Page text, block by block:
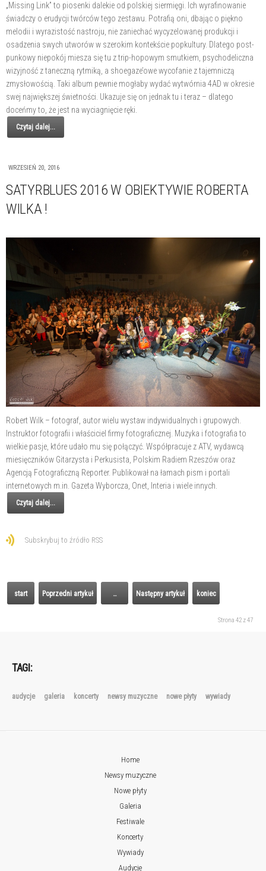
„Missing Link” to piosenki dalekie od polskiej siermięgi. Ich wyrafinowanie
świadczy o erudycji twórców tego zestawu. Potrafią oni, dbając o piękno
melodii i wyrazistość nastroju, nie zaniechać wycyzelowanej produkcji i
osadzenia swych utworów w szerokim kontekście popkultury. Dlatego post-
punkowy niepokój miesza się tu z trip-hopowym smutkiem, psychodeliczna
wizyjność z taneczną rytmiką, a shoegaze’owe wycofanie z tajemniczą
zmysłowością. Taki album pewnie mogłaby wydać wytwórnia 4AD w okresie
swej największej świetności. Ukazuje się on jednak tu i teraz – dlatego
doceńmy to, że jest na wyciagnięcie ręki.
Czytaj dalej...
WRZESIEŃ 20, 2016
SATYRBLUES 2016 W OBIEKTYWIE ROBERTA
WILKA !
Robert Wilk – fotograf, autor wielu wystaw indywidualnych i grupowych.
Instruktor fotografii i właściciel firmy fotograficznej. Muzyka i fotografia to
wielkie pasje, które udało mu się połączyć. Współpracuje z ATV, wydawcą
miesięczników Gitarzysta i Perkusista, Polskim Radiem Rzeszów oraz
Agencją Fotograficzną Reporter. Publikował na łamach pism i portali
internetowych m.in. Gazeta Wyborcza, Onet, Interia i wiele innych.
Czytaj dalej...
Subskrybuj to źródło RSS
start Poprzedni artykuł … Następny artykuł koniec
Strona 42 z 47
TAGI:
audycje galeria koncerty newsy muzyczne nowe płyty wywiady
Home
Newsy muzyczne
Nowe płyty
Galeria
Festiwale
Koncerty
Wywiady
Audycje